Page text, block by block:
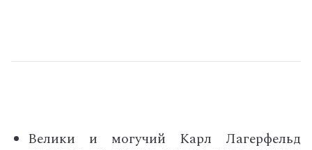
Велики и могучий Карл Лагерфельд